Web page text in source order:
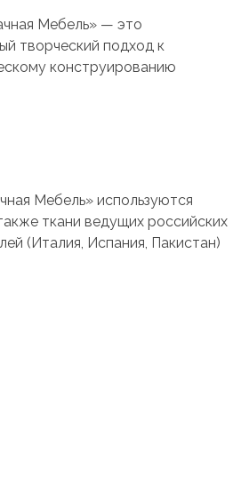
Мебель» — это
творческий подход к
конструированию
Мебель» используются
ткани ведущих российских
(Италия, Испания, Пакистан)